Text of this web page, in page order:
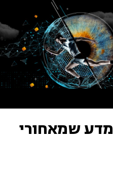
שמאחורי